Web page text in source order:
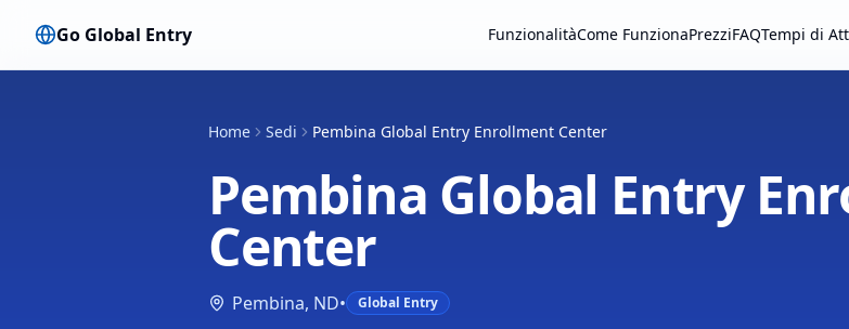
Go Global Entry FunzionalitàCome FunzionaPrezziFAQTempi di
Home Sedi Pembina Global Entry Enrollment Center
Pembina Global Entry
Center
Pembina, ND• Global Entry